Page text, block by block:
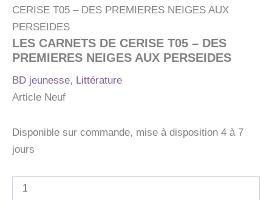
CERISE T05 – DES PREMIERES NEIGES AUX
PERSEIDES
LES CARNETS DE CERISE T05 – DES
PREMIERES NEIGES AUX PERSEIDES
BD jeunesse, Littérature
Article Neuf
Disponible sur commande, mise à disposition 4 à 7
jours